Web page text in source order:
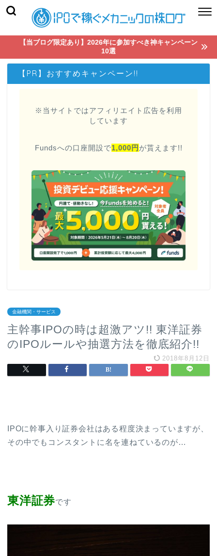
【当ブログ限定あり】2026年に参加すべき神キャンペーン
10選
【PR】おすすめキャンペーン!!
※当サイトではアフィリエイト広告を利用
しています
Fundsへの口座開設で1,000円 が貰えます!!
金融機関・サービス
主幹事IPOの時は超激アツ!! 東洋証券
のIPOルールや抽選方法を徹底紹介!!
2018年8月12日
IPOに幹事入り証券会社はある程度決まっていますが、
その中でもコンスタントに名を連ねているのが…
東洋証券です